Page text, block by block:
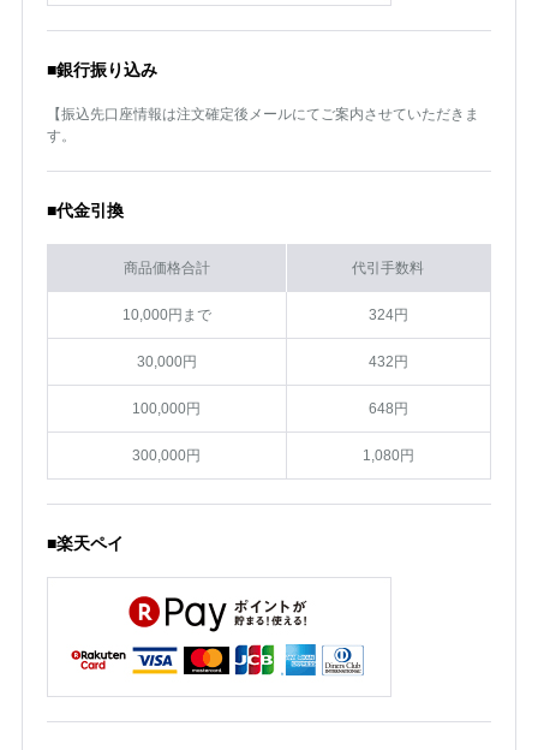
■銀行振り込み
【振込先口座情報は注文確定後メールにてご案内させていただきま
す。
■代金引換
商品価格合計 代引手数料
10,000円まで 324円
30,000円 432円
100,000円 648円
300,000円 1,080円
■楽天ペイ